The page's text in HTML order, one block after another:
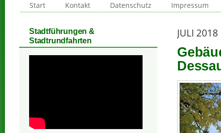
Start
Kontakt Datenschutz Impressum
JULI 2018
Stadtführungen &
Stadtrundfahrten